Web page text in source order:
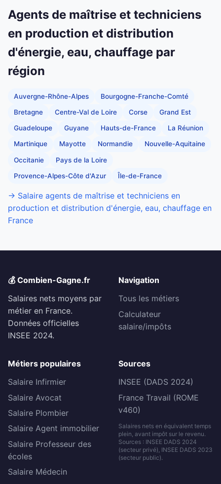
Agents de maîtrise et techniciens
en production et distribution
d'énergie, eau, chauffage par
région
Auvergne-Rhône-Alpes Bourgogne-Franche-Comté
Bretagne Centre-Val de Loire Corse Grand Est
Guadeloupe Guyane Hauts-de-France La Réunion
Martinique Mayotte Normandie Nouvelle-Aquitaine
Occitanie Pays de la Loire
Provence-Alpes-Côte d'Azur Île-de-France
→ Salaire agents de maîtrise et techniciens en
production et distribution d'énergie, eau, chauffage en
France
💰 Combien-Gagne.fr
Salaires nets moyens par
métier en France.
Données officielles
INSEE 2024.
Navigation
Tous les métiers
Calculateur
salaire/impôts
Métiers populaires
Salaire Infirmier
Salaire Avocat
Salaire Plombier
Salaire Agent immobilier
Salaire Professeur des
écoles
Salaire Médecin
Sources
INSEE (DADS 2024)
France Travail (ROME
v460)
Salaires nets en équivalent temps
plein, avant impôt sur le revenu.
Sources : INSEE DADS 2024
(secteur privé), INSEE DADS 2023
(secteur public).